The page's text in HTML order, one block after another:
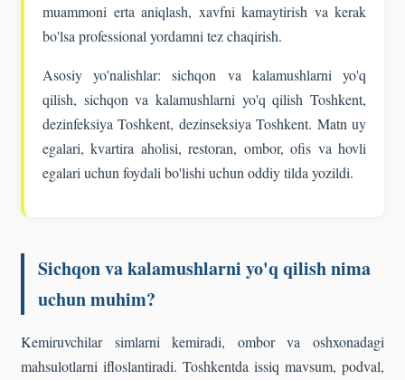
muammoni erta aniqlash, xavfni kamaytirish va kerak
bo'lsa professional yordamni tez chaqirish.
Asosiy yo'nalishlar: sichqon va kalamushlarni yo'q
qilish, sichqon va kalamushlarni yo'q qilish Toshkent,
dezinfeksiya Toshkent, dezinseksiya Toshkent. Matn uy
egalari, kvartira aholisi, restoran, ombor, ofis va hovli
egalari uchun foydali bo'lishi uchun oddiy tilda yozildi.
Sichqon va kalamushlarni yo'q qilish nima
uchun muhim?
Kemiruvchilar simlarni kemiradi, ombor va oshxonadagi
mahsulotlarni ifloslantiradi. Toshkentda issiq mavsum, podval,